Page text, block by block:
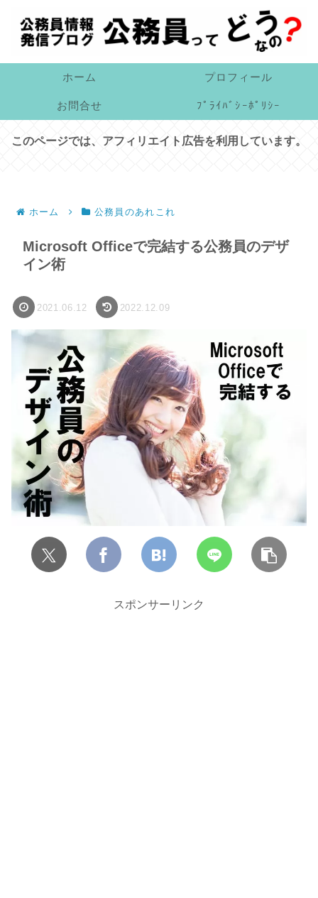
ホーム プロフィール
お問合せ ﾌﾟﾗｲﾊﾞｼｰﾎﾟﾘｼｰ
このページでは、アフィリエイト広告を利用しています。
ホーム 公務員のあれこれ
Microsoft Officeで完結する公務員のデザ
イン術
2021.06.12 2022.12.09
スポンサーリンク